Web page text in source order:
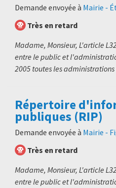
Demande envoyée à Mairie -
Très en retard
Madame, Monsieur, L'article
entre le public et
2005 toutes les administrations
Répertoire
publiques (RIP)
Demande envoyée à Mairie -
Très en retard
Madame, Monsieur, L'article
entre le public et